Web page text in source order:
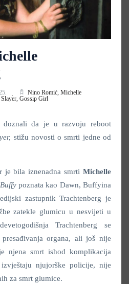
Nino Romić, Michelle
Gossip Girl
doznali da je u razvoju reboot
stižu novosti o smrti jedne od
je bila iznenadna smrti Michelle
Buffypoznata kao Dawn, Buffyina
zastupnik Trachtenberg je
zatekle glumicu u nesvijeti u
Trachtenberg se
organa, ali još nije
njena smrt ishod komplikacija
njujorške policije, nije
za smrt glumice.